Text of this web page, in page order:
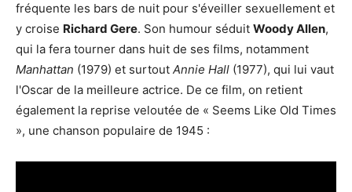
fréquente les bars de nuit pour s'éveiller sexuellement et
y croise Richard Gere. Son humour séduit Woody Allen,
qui la fera tourner dans huit de ses films, notamment
Manhattan (1979) et surtout Annie Hall (1977), qui lui vaut
l'Oscar de la meilleure actrice. De ce film, on retient
également la reprise veloutée de « Seems Like Old Times
», une chanson populaire de 1945 :